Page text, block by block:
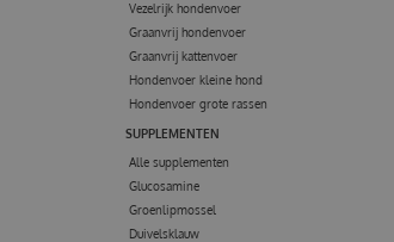
Vezelrijk hondenvoer
Graanvrij hondenvoer
Graanvrij kattenvoer
Hondenvoer kleine hond
Hondenvoer grote rassen
SUPPLEMENTEN
Alle supplementen
Glucosamine
Groenlipmossel
Duivelsklauw